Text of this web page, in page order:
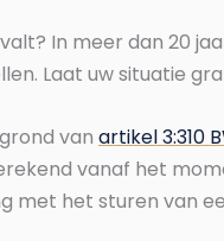
In meer dan 20
Laat uw situatie
van artikel 3:310
vanaf het
met het sturen van